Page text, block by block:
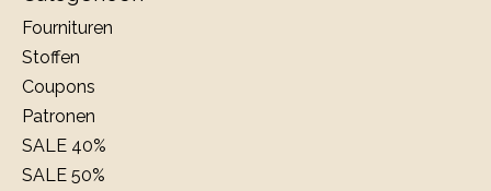
Fournituren
Stoffen
Coupons
Patronen
SALE 40%
SALE 50%